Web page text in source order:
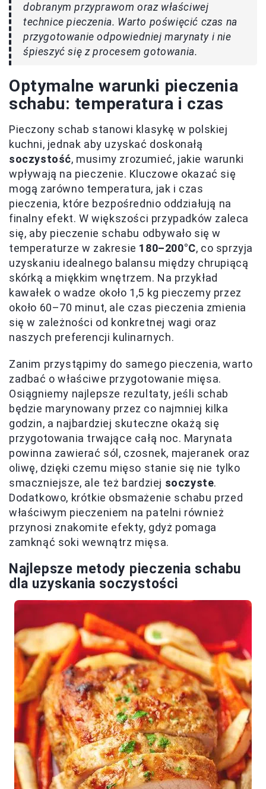
dobranym przyprawom oraz właściwej
technice pieczenia. Warto poświęcić czas na
przygotowanie odpowiedniej marynaty i nie
śpieszyć się z procesem gotowania.
Optymalne warunki pieczenia
schabu: temperatura i czas
Pieczony schab stanowi klasykę w polskiej
kuchni, jednak aby uzyskać doskonałą
soczystość, musimy zrozumieć, jakie warunki
wpływają na pieczenie. Kluczowe okazać się
mogą zarówno temperatura, jak i czas
pieczenia, które bezpośrednio oddziałują na
finalny efekt. W większości przypadków zaleca
się, aby pieczenie schabu odbywało się w
temperaturze w zakresie 180–200°C, co sprzyja
uzyskaniu idealnego balansu między chrupiącą
skórką a miękkim wnętrzem. Na przykład
kawałek o wadze około 1,5 kg pieczemy przez
około 60–70 minut, ale czas pieczenia zmienia
się w zależności od konkretnej wagi oraz
naszych preferencji kulinarnych.
Zanim przystąpimy do samego pieczenia, warto
zadbać o właściwe przygotowanie mięsa.
Osiągniemy najlepsze rezultaty, jeśli schab
będzie marynowany przez co najmniej kilka
godzin, a najbardziej skuteczne okażą się
przygotowania trwające całą noc. Marynata
powinna zawierać sól, czosnek, majeranek oraz
oliwę, dzięki czemu mięso stanie się nie tylko
smaczniejsze, ale też bardziej soczyste.
Dodatkowo, krótkie obsmażenie schabu przed
właściwym pieczeniem na patelni również
przynosi znakomite efekty, gdyż pomaga
zamknąć soki wewnątrz mięsa.
Najlepsze metody pieczenia schabu
dla uzyskania soczystości